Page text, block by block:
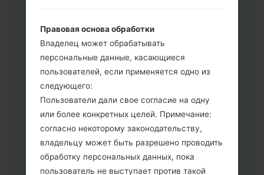
Если вы хотите прошить телефон и
сбросить к заводским настройкам
выберите CSC _ ***, в другом случае
выберите HOME_CSC _ *** для
сохранения Ваших данных.
Теперь выключите устройство и
войдите в "Download" режим. Все
методы как это сделать:
Нажмите и удерживайте клавиши:
питание, громкости и Bixbi.
Правовая основа обработки
Владелец может обрабатывать
персональные данные, касающиеся
пользователей, если применяется одно из
следующего:
Пользователи дали свое согласие на одну
или более конкретных целей. Примечание:
согласно некоторому законодательству,
владельцу может быть разрешено проводить
обработку персональных данных, пока
пользователь не выступает против такой